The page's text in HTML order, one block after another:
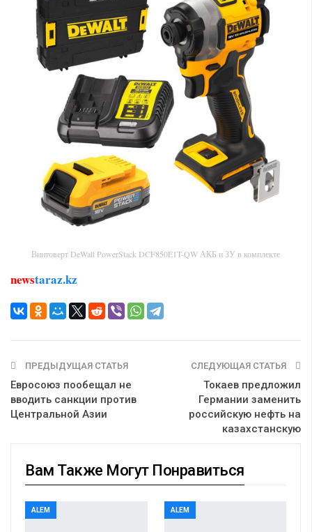
Винтоверт DeWalt PowerStack DCF850E1T-QW АКБ и ЗУ в комплекте
newstaraz.kz
ПРЕДЫДУЩАЯ СТАТЬЯ
Евросоюз пообещал не
вводить санкции против
Центральной Азии
СЛЕДУЮЩАЯ СТАТЬЯ
Токаев предложил
Германии заменить
российскую нефть на
казахстанскую
Вам Также Могут Понравиться
ALEM ALEM